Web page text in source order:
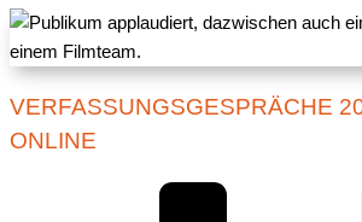
VERFASSUNGSGESPRÄCHE
ONLINE